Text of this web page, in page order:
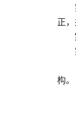
正
构。